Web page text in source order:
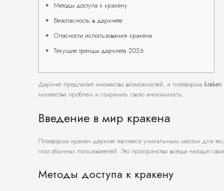
Методы доступа к кракену
Безопасность в даркнете
Опасности использования кракена
Текущие тренды даркнета 2026
Даркнет предлагает множество возможностей, и платформа kraken
множества проблем и сохранить свою анонимность.
Введение в мир кракена
Платформа кракен даркнет является уникальным местом для
глаз обычных пользователей. Это пространство всегда находит
Методы доступа к кракену